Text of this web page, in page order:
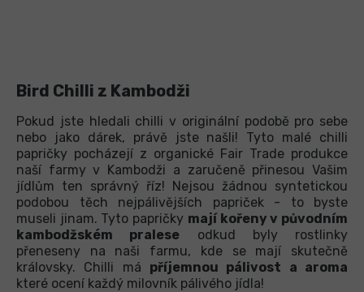
Bird Chilli z Kambodži
Pokud jste hledali chilli v originální podobě pro sebe
nebo jako dárek, právě jste našli! Tyto malé chilli
papričky pocházejí z organické Fair Trade produkce
naší farmy v Kambodži a zaručeně přinesou Vašim
jídlům ten správný říz! Nejsou žádnou syntetickou
podobou těch nejpálivějších papriček - to byste
museli jinam. Tyto papričky mají kořeny v původním
kambodžském pralese odkud byly rostlinky
přeneseny na naši farmu, kde se mají skutečně
královsky. Chilli má příjemnou pálivost a aroma
které ocení každý milovník pálivého jídla!